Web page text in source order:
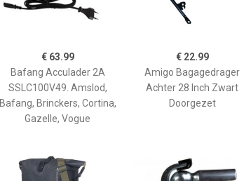
€ 63.99
Bafang Acculader 2A
SSLC100V49. Amslod,
Bafang, Brinckers, Cortina,
Gazelle, Vogue
€ 22.99
Amigo Bagagedrager
Achter 28 Inch Zwart
Doorgezet